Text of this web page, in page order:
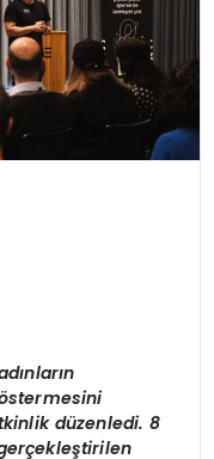
stermesini
düzenledi. 8